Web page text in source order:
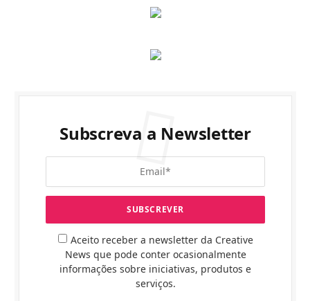
Subscreva a Newsletter
Aceito receber a newsletter da Creative
News que pode conter ocasionalmente
informações sobre iniciativas, produtos e
serviços.